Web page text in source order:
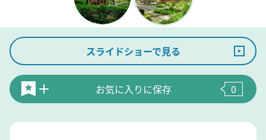
スライドショーで見る
お気に入りに保存 0